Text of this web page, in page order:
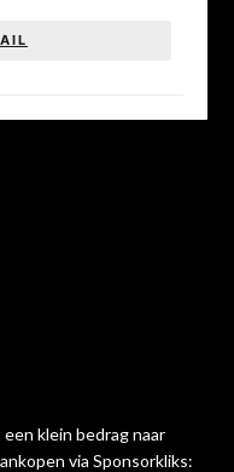
klein bedrag naar
via Sponsorkliks: